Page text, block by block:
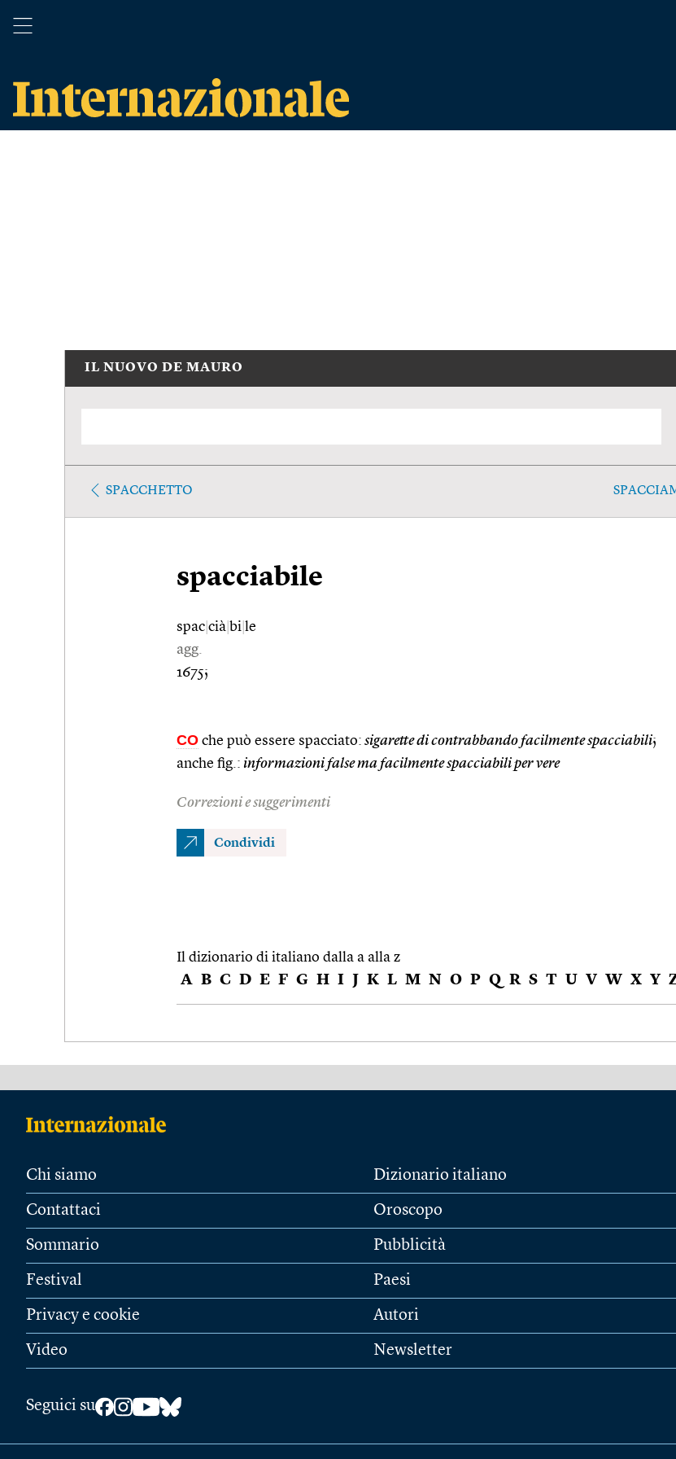
IL NUOVO DE MAURO
SPACCHETTO
spacciabile
spac cià bi le
agg.
1675;
CO che può essere spacciato: sigarette di contrabbando facilmente spacciabili;
anche fig.: informazioni false ma facilmente spacciabili per vere
Correzioni e suggerimenti
Condividi
Il dizionario di italiano dalla a alla z
A B C D E F G H I J K L M N O P Q R S T U V W X Y
Chi siamo
Contattaci
Sommario
Festival
Privacy e cookie
Video
Dizionario italiano
Oroscopo
Pubblicità
Paesi
Autori
Newsletter
Seguici su